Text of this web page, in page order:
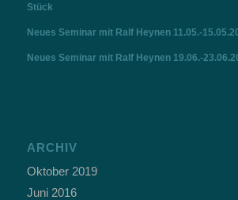
Stück
Neues Seminar mit Ralf Heynen 11.05.-
Neues Seminar mit Ralf Heynen 19.06.-
ARCHIV
Oktober 2019
Juni 2016